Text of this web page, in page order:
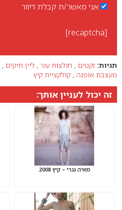
אני מאשר/ת קבלת דיוור
[recaptcha]
תגיות: זקטים , חולצות עור , ליין תיקים ,
מעצבת אופנה , קולקציית קיץ
זה יכול לעניין אותך:
מאיה נגרי – קיץ 2008